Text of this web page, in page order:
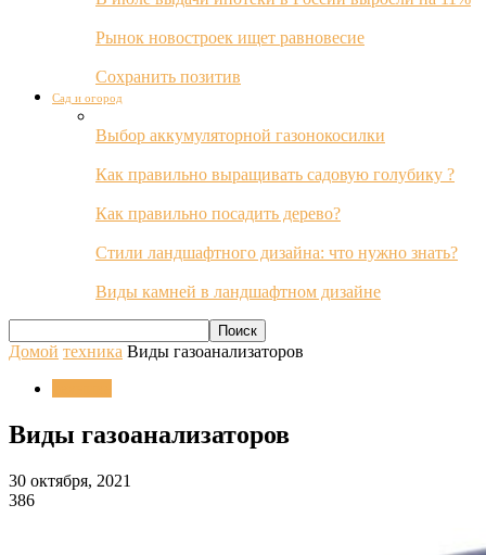
Рынок новостроек ищет равновесие
Сохранить позитив
Сад и огород
Выбор аккумуляторной газонокосилки
Как правильно выращивать садовую голубику ?
Как правильно посадить дерево?
Стили ландшафтного дизайна: что нужно знать?
Виды камней в ландшафтном дизайне
Домой техника Виды газоанализаторов
Виды газоанализаторов
30 октября, 2021
386